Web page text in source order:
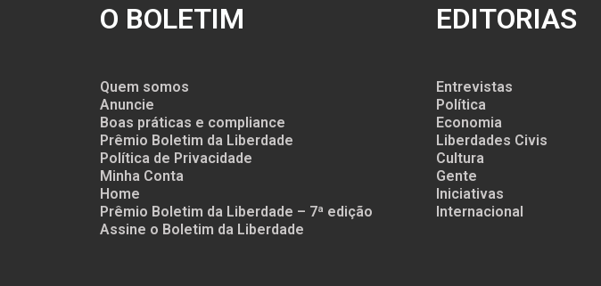
O BOLETIM
Quem somos
Anuncie
Boas práticas e compliance
Prêmio Boletim da Liberdade
Política de Privacidade
Minha Conta
Home
Prêmio Boletim da Liberdade – 7ª edição
Assine o Boletim da Liberdade
EDITORIAS
Entrevistas
Política
Economia
Liberdades Civis
Cultura
Gente
Iniciativas
Internacional